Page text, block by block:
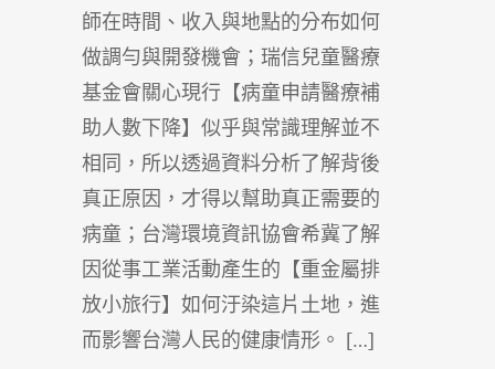
師在時間、收入與地點的分布如何
做調勻與開發機會；瑞信兒童醫療
基金會關心現行【病童申請醫療補
助人數下降】似乎與常識理解並不
相同，所以透過資料分析了解背後
真正原因，才得以幫助真正需要的
病童；台灣環境資訊協會希冀了解
因從事工業活動產生的【重金屬排
放小旅行】如何汙染這片土地，進
而影響台灣人民的健康情形。 […]